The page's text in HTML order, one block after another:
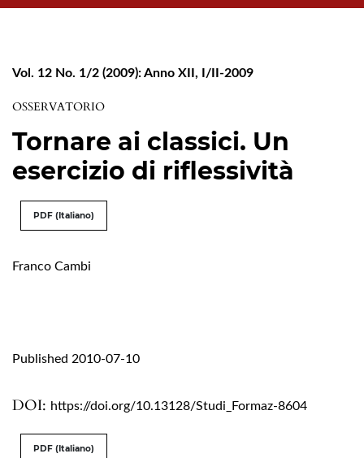
Vol. 12 No. 1/2 (2009): Anno XII, I/II-2009
OSSERVATORIO
Tornare ai classici. Un
esercizio di riflessività
PDF (Italiano)
Franco Cambi
DOI: https://doi.org/10.13128/Studi_Formaz-8604
Published 2010-07-10
PDF (Italiano)